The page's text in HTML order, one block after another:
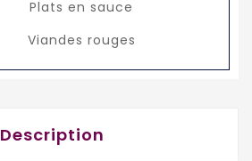
Plats en sauce
Viandes rouges
Description